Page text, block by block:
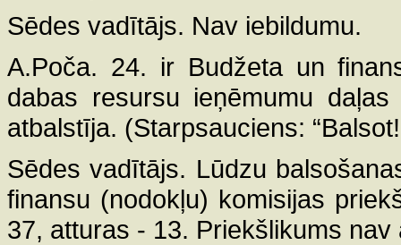
Sēdes vadītājs. Nav iebildumu.
A.Poča. 24. ir Budžeta un
dabas resursu ieņēmumu
atbalstīja. (Starpsauciens:
Sēdes vadītājs. Lūdzu
finansu (nodokļu) komisijas
37, atturas - 13. Priekšlikums nav